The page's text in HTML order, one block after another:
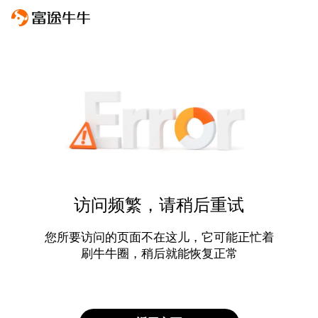
访问频繁，请稍后重试
您所要访问的页面不在这儿，它可能正忙着
刷牛牛圈，稍后就能恢复正常